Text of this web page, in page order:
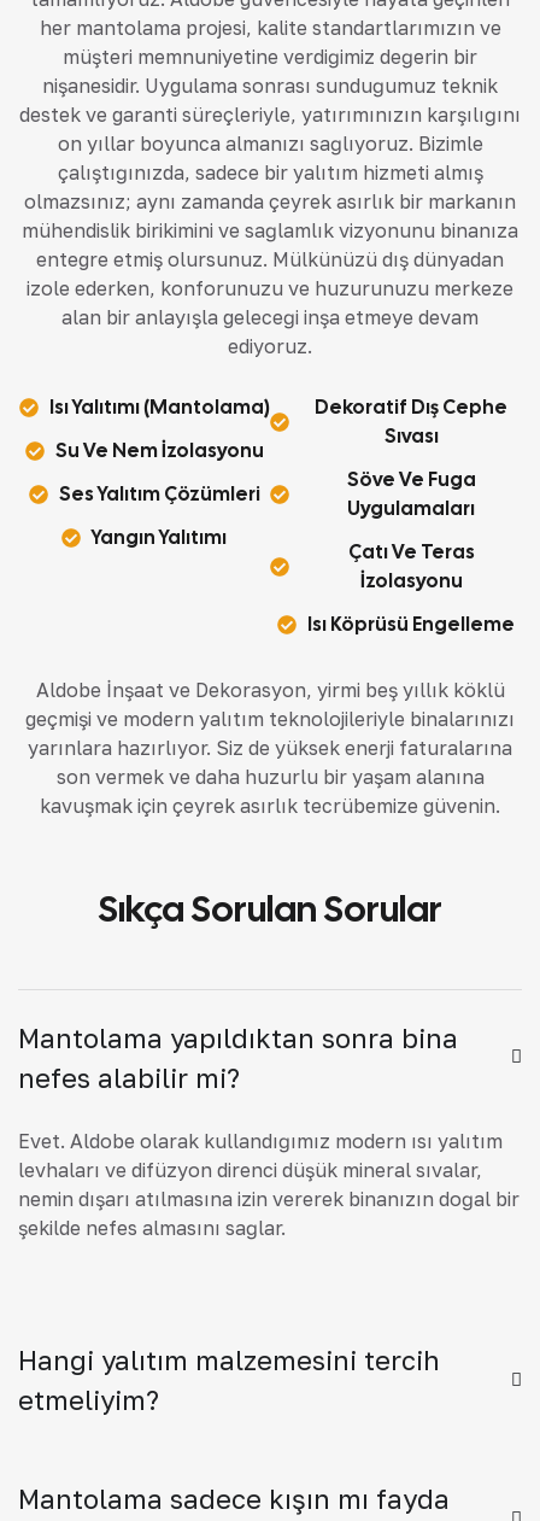
her mantolama projesi, kalite standartlarımızın ve
müşteri memnuniyetine verdiğimiz değerin bir
nişanesidir. Uygulama sonrası sunduğumuz teknik
destek ve garanti süreçleriyle, yatırımınızın karşılığını
on yıllar boyunca almanızı sağlıyoruz. Bizimle
çalıştığınızda, sadece bir yalıtım hizmeti almış
olmazsınız; aynı zamanda çeyrek asırlık bir markanın
mühendislik birikimini ve sağlamlık vizyonunu binanıza
entegre etmiş olursunuz. Mülkünüzü dış dünyadan
izole ederken, konforunuzu ve huzurunuzu merkeze
alan bir anlayışla geleceği inşa etmeye devam
ediyoruz.
Isı Yalıtımı (Mantolama)
Su Ve Nem İzolasyonu
Ses Yalıtım Çözümleri
Yangın Yalıtımı
Dekoratif Dış Cephe
Sıvası
Söve Ve Fuga
Uygulamaları
Çatı Ve Teras
İzolasyonu
Isı Köprüsü Engelleme
Aldobe İnşaat ve Dekorasyon, yirmi beş yıllık köklü
geçmişi ve modern yalıtım teknolojileriyle binalarınızı
yarınlara hazırlıyor. Siz de yüksek enerji faturalarına
son vermek ve daha huzurlu bir yaşam alanına
kavuşmak için çeyrek asırlık tecrübemize güvenin.
Sıkça Sorulan Sorular
Mantolama yapıldıktan sonra bina
nefes alabilir mi?
Evet. Aldobe olarak kullandığımız modern ısı yalıtım
levhaları ve difüzyon direnci düşük mineral sıvalar,
nemin dışarı atılmasına izin vererek binanızın doğal bir
şekilde nefes almasını sağlar.
Hangi yalıtım malzemesini tercih
etmeliyim?
Mantolama sadece kışın mı fayda